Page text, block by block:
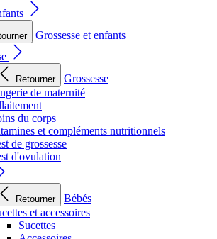
Grossesse et enfants
Retourner
Grossesse
de maternité
du corps
et compléments nutritionnels
de grossesse
d'ovulation
Retourner
Bébés
et accessoires
Sucettes